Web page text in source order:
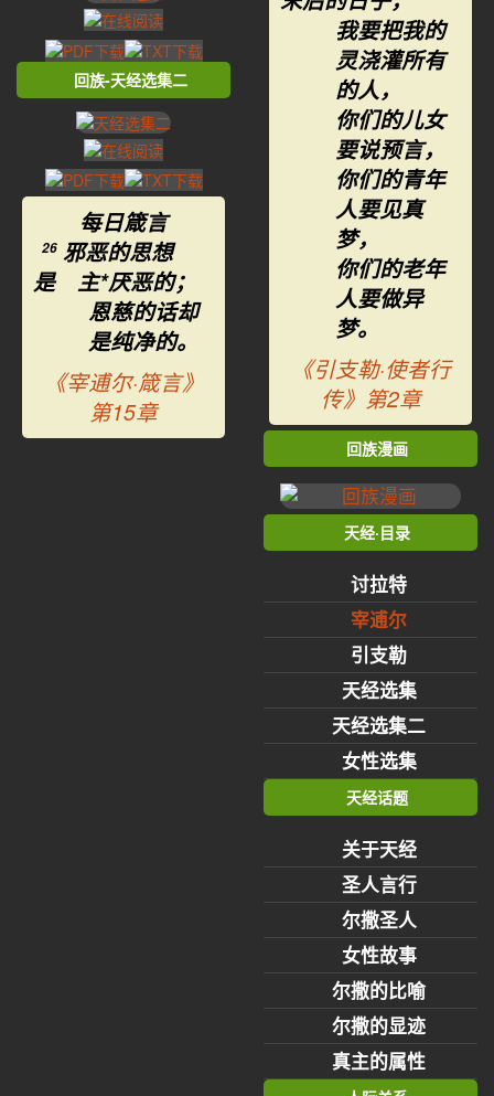
回族-天经选集二
每日箴言
26 邪恶的思想
是 主*厌恶的；
恩慈的话却
是纯净的。
《宰逋尔·箴言》
第15章
我要把我的
灵浇灌所有
的人，
你们的儿女
要说预言，
你们的青年
人要见真
梦，
你们的老年
人要做异
梦。
《引支勒·使者行
传》第2章
回族漫画
天经·目录
讨拉特
宰逋尔
引支勒
天经选集
天经选集二
女性选集
天经话题
关于天经
圣人言行
尔撒圣人
女性故事
尔撒的比喻
尔撒的显迹
真主的属性